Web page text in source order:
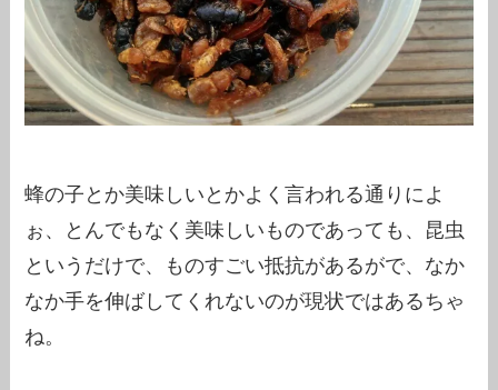
蜂の子とか美味しいとかよく言われる通りによ
ぉ、とんでもなく美味しいものであっても、昆虫
というだけで、ものすごい抵抗があるがで、なか
なか手を伸ばしてくれないのが現状ではあるちゃ
ね。